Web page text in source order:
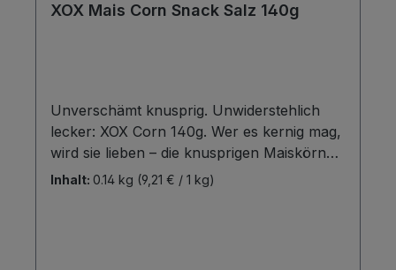
XOX Mais Corn Snack Salz 140g
Unverschämt knusprig. Unwiderstehlich
lecker: XOX Corn 140g. Wer es kernig mag,
wird sie lieben – die knusprigen Maiskörner
sind in den zwei beliebten
Inhalt: 0.14 kg (9,21 € / 1 kg)